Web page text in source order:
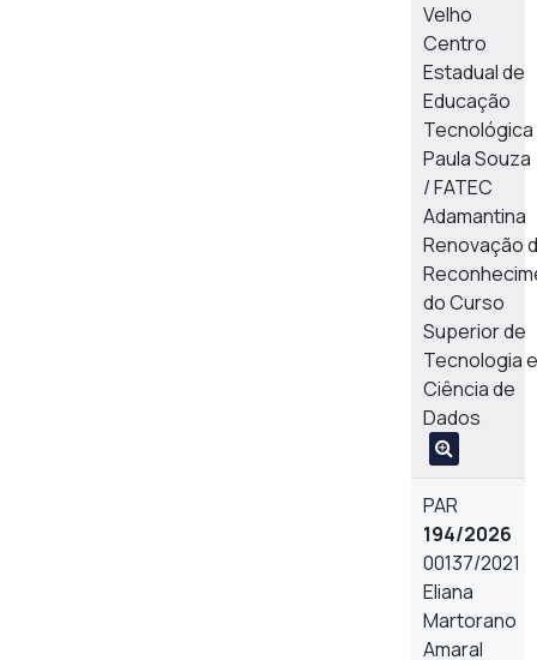
Velho
Centro
Estadual de
Educação
Tecnológica
Paula Souza
/ FATEC
Adamantina
Renovação
do Curso
Superior de
Tecnologia
Ciência de
Dados
PAR
194/2026
00137/2021
Eliana
Martorano
Amaral